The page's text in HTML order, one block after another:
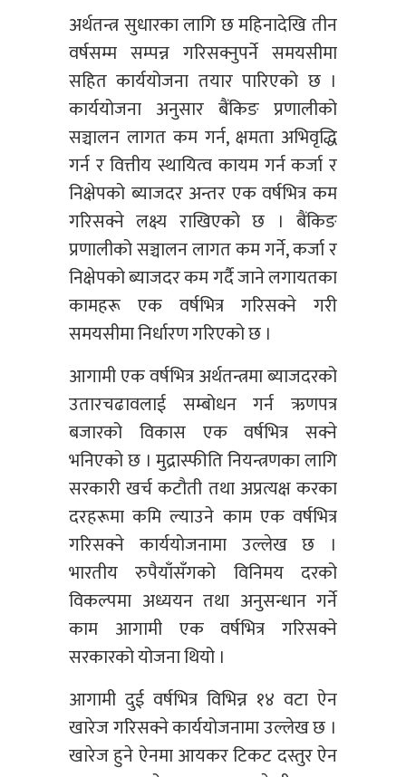
अर्थतन्त्र सुधारका लागि छ महिनादेखि तीन
वर्षसम्म सम्पन्न गरिसक्नुपर्ने समयसीमा
सहित कार्ययोजना तयार पारिएको छ ।
कार्ययोजना अनुसार बैंकिङ प्रणालीको
सञ्चालन लागत कम गर्न, क्षमता अभिवृद्धि
गर्न र वित्तीय स्थायित्व कायम गर्न कर्जा र
निक्षेपको ब्याजदर अन्तर एक वर्षभित्र कम
गरिसक्ने लक्ष्य राखिएको छ । बैंकिङ
प्रणालीको सञ्चालन लागत कम गर्ने, कर्जा र
निक्षेपको ब्याजदर कम गर्दै जाने लगायतका
कामहरू एक वर्षभित्र गरिसक्ने गरी
समयसीमा निर्धारण गरिएको छ ।
आगामी एक वर्षभित्र अर्थतन्त्रमा ब्याजदरको
उतारचढावलाई सम्बोधन गर्न ऋणपत्र
बजारको विकास एक वर्षभित्र सक्ने
भनिएको छ । मुद्रास्फीति नियन्त्रणका लागि
सरकारी खर्च कटौती तथा अप्रत्यक्ष करका
दरहरूमा कमि ल्याउने काम एक वर्षभित्र
गरिसक्ने कार्ययोजनामा उल्लेख छ ।
भारतीय रुपैयाँसँगको विनिमय दरको
विकल्पमा अध्ययन तथा अनुसन्धान गर्ने
काम आगामी एक वर्षभित्र गरिसक्ने
सरकारको योजना थियो ।
आगामी दुई वर्षभित्र विभिन्न १४ वटा ऐन
खारेज गरिसक्ने कार्ययोजनामा उल्लेख छ ।
खारेज हुने ऐनमा आयकर टिकट दस्तुर ऐन